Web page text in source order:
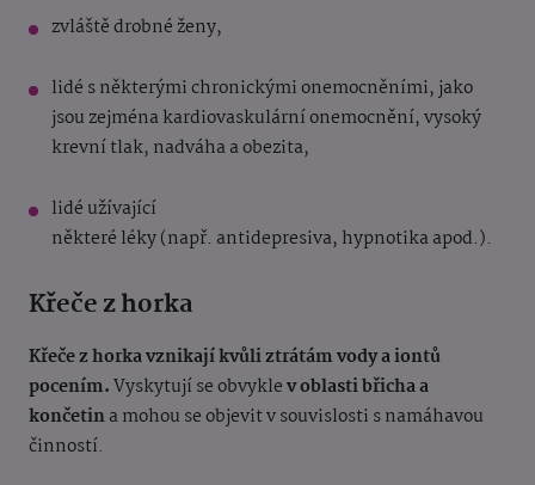
zvláště drobné ženy,
lidé s některými chronickými onemocněními, jako
jsou zejména kardiovaskulární onemocnění, vysoký
krevní tlak, nadváha a obezita,
lidé užívající
některé léky (např. antidepresiva, hypnotika apod.).
Křeče z horka
Křeče z horka vznikají kvůli ztrátám vody a iontů
pocením.Vyskytují se obvyklev oblasti břicha a
končetina mohou se objevit v souvislosti s namáhavou
činností.